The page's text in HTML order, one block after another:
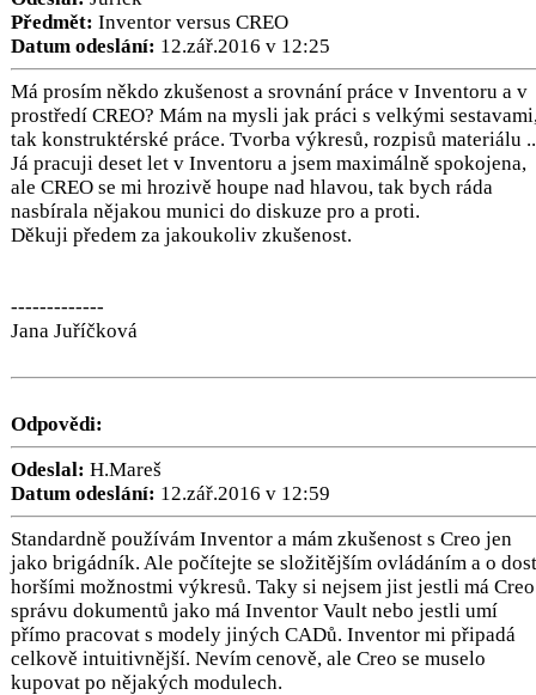
Předmět: Inventor versus CREO
Datum odeslání: 12.zář.2016 v 12:25
Má prosím někdo zkušenost a srovnání práce v Inventoru a v
prostředí CREO? Mám na mysli jak práci s velkými
tak konstruktérské práce. Tvorba výkresů, rozpisů materiálu
Já pracuji deset let v Inventoru a jsem maximálně spokojena,
ale CREO se mi hrozivě houpe nad hlavou, tak bych ráda
nasbírala nějakou munici do diskuze pro a proti.
Děkuji předem za jakoukoliv zkušenost.
-------------
Jana Juříčková
Odpovědi:
Odeslal: H.Mareš
Datum odeslání: 12.zář.2016 v 12:59
Standardně používám Inventor a mám zkušenost s Creo jen
jako brigádník. Ale počítejte se složitějším ovládáním a o dost
horšími možnostmi výkresů. Taky si nejsem jist jestli má Creo
správu dokumentů jako má Inventor Vault nebo jestli umí
přímo pracovat s modely jiných CADů. Inventor mi připadá
celkově intuitivnější. Nevím cenově, ale Creo se muselo
kupovat po nějakých modulech.